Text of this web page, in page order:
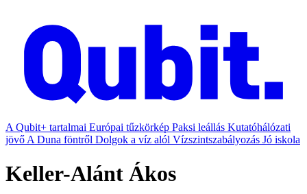
A Qubit+ tartalmai Európai tűzkörkép Paksi leállás Kutatóhálózati
jövő A Duna föntről Dolgok a víz alól Vízszintszabályozás Jó iskola
Keller-Alánt Ákos